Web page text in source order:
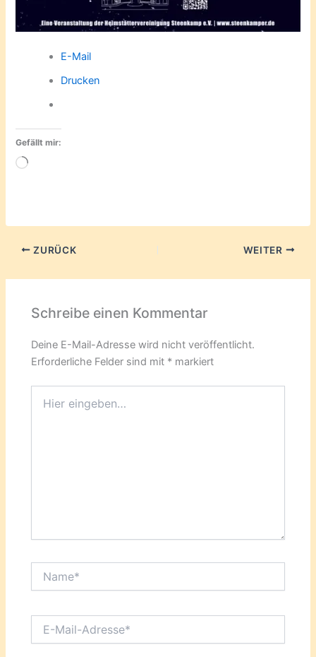
E-Mail
Drucken
Gefällt mir:
Wird
ZURÜCK WEITER
Schreibe einen Kommentar
Deine E-Mail-Adresse wird nicht veröffentlicht.
Erforderliche Felder sind mit * markiert
eingeben…
Mail-